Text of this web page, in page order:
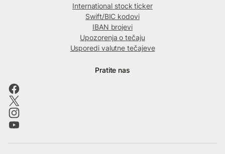
International stock ticker
Swift/BIC kodovi
IBAN brojevi
Upozorenja o tečaju
Usporedi valutne tečajeve
Pratite nas